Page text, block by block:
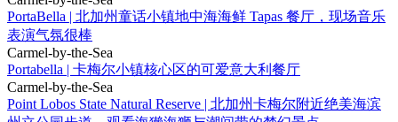
PortaBella | 北加州童话小镇地中海海鲜 Tapas 餐厅，现场音乐
表演气氛很棒
Carmel-by-the-Sea
Portabella | 卡梅尔小镇核心区的可爱意大利餐厅
Carmel-by-the-Sea
Point Lobos State Natural Reserve | 北加州卡梅尔附近绝美海滨